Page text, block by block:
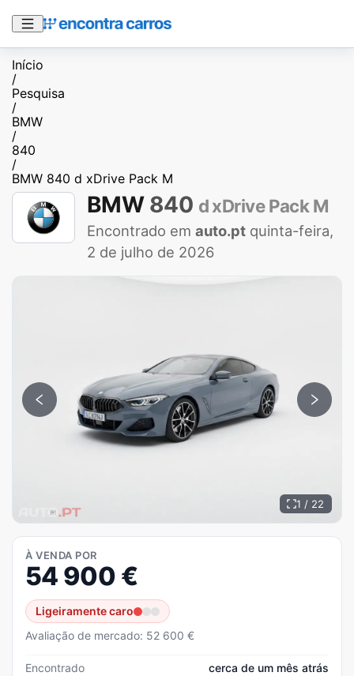
Início
/
Pesquisa
/
BMW
/
840
/
BMW 840 d xDrive Pack M
BMW 840 d xDrive Pack M
Encontrado em auto.pt quinta-feira,
2 de julho de 2026
1 / 22
À VENDA POR
54 900 €
Ligeiramente caro
Avaliação de mercado: 52 600 €
Encontrado
cerca de um mês atrás